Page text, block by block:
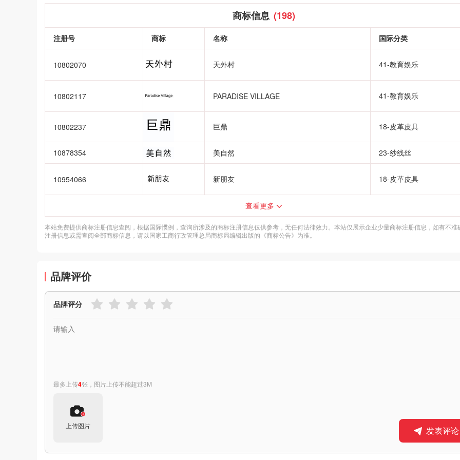
商标信息 (198)
注册号 商标 名称 国际分类
10802070 天外村 41-教育娱乐
10802117 PARADISE VILLAGE 41-教育娱乐
10802237 巨鼎 18-皮革皮具
10878354 美自然 23-纱线丝
10954066 新朋友 18-皮革皮具
查看更多
本站免费提供商标注册信息查阅，根据国际惯例，查询所涉及的商标注册信息仅供参考，无任何法律效力。本站仅展示企业少量商标注册信息，如有不准
注册信息或需查阅全部商标信息，请以国家工商行政管理总局商标局编辑出版的《商标公告》为准。
品牌评价
品牌评分
最多上传4张，图片上传不能超过3M
上传图片 发表评论